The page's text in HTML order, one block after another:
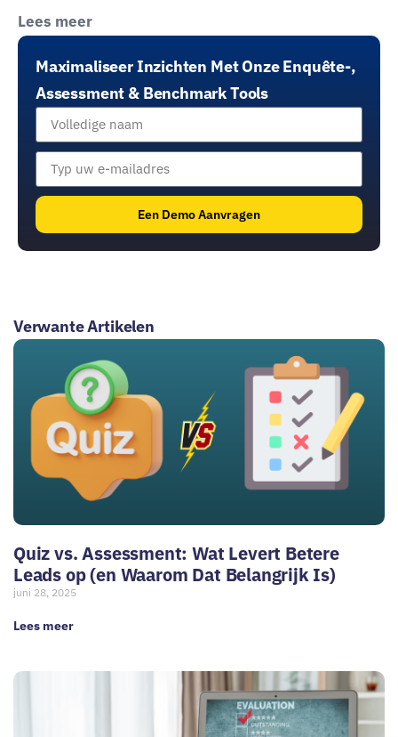
verhoogt hij de ledenbetrokkenheid, en helpt hij bij het
meetinstrumenten zoals scans, assessments en quizzes met
directe feedback.
Lees meer
Maximaliseer Inzichten Met Onze Enquête-,
Assessment & Benchmark Tools
Een Demo Aanvragen
Verwante Artikelen
Quiz vs. Assessment: Wat Levert Betere
Leads op (en Waarom Dat Belangrijk Is)
juni 28, 2025
Lees meer